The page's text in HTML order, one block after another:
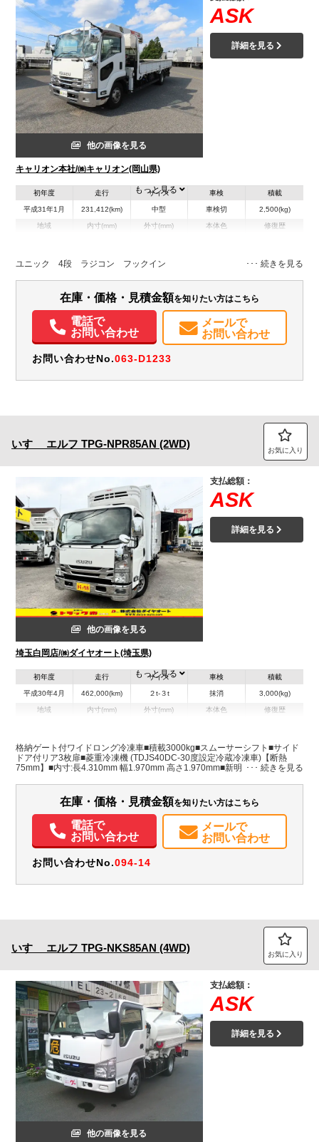
他の画像を見る
キャリオン本社/㈱キャリオン(岡山県)
ASK
詳細を見る
初年度
平成31年1月
走行
231,412(km)
サイズ
中型
車検
車検切
積載
2,500(kg)
地域 内寸(mm)
H:400
外寸(mm)
H:3,040
本体色 修復歴
エアコン パワステ パワーウィンドウ ETC
ドラレコ
取扱説明書（一部含む）
もっと見る
ユニック 4段 ラジコン フックイン
在庫・価格・見積金額を知りたい方はこちら
電話で
お問い合わせ
メールで
お問い合わせ
お問い合わせNo.063-D1233
いすゞ エルフ TPG-NPR85AN (2WD) お気に入り
他の画像を見る
埼玉白岡店/㈱ダイヤオート(埼玉県)
支払総額：
ASK
詳細を見る
初年度
平成30年4月
走行
462,000(km)
サイズ
２t-３t
車検
抹消
積載
3,000(kg)
地域 内寸(mm)
H:1,970
外寸(mm)
H:3,100
本体色 修復歴
装備情報
電動格納ミラー
ETC バックモニター
もっと見る
格納ゲート付ワイドロング冷凍車■積載3000kg■スムーサーシフト■サイド
ドア付リア3枚扉■菱重冷凍機 (TDJS40DC-30度設定冷蔵冷凍車)【断熱
75mm】■内寸:長4.310mm 幅1.970mm 高さ1.970mm■新明和格納ゲート:
ロア■ラッシング2段■助手席電格納ミラー■バックモニター■燃料タンク
在庫・価格・見積金額を知りたい方はこちら
電話で
お問い合わせ
メールで
お問い合わせ
お問い合わせNo.094-14
いすゞ エルフ TPG-NKS85AN (4WD) お気に入り
他の画像を見る
支払総額：
ASK
詳細を見る